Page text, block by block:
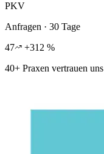
PKV
Anfragen · 30 Tage
47
+312 %
40+ Praxen vertrauen uns